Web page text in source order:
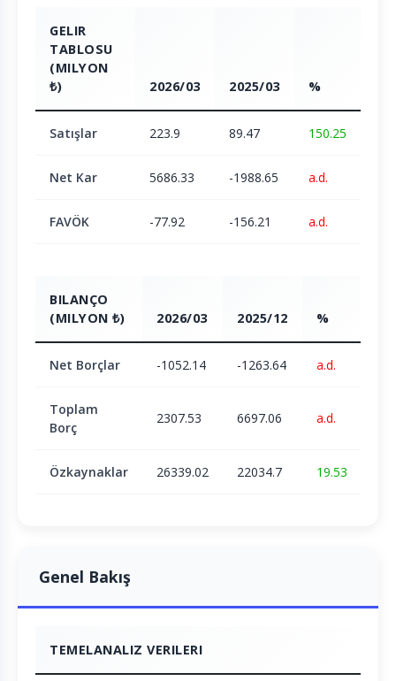
GELIR
TABLOSU
(MILYON
₺)
2026/03 2025/03 %
Satışlar 223.9 89.47 150.25
Net Kar 5686.33 -1988.65 a.d.
FAVÖK -77.92 -156.21 a.d.
BILANÇO
(MILYON ₺)
2026/03 2025/12 %
Net Borçlar -1052.14 -1263.64 a.d.
Toplam
Borç
2307.53 6697.06 a.d.
Özkaynaklar 26339.02 22034.7 19.53
Genel Bakış
TEMELANALIZ VERILERI